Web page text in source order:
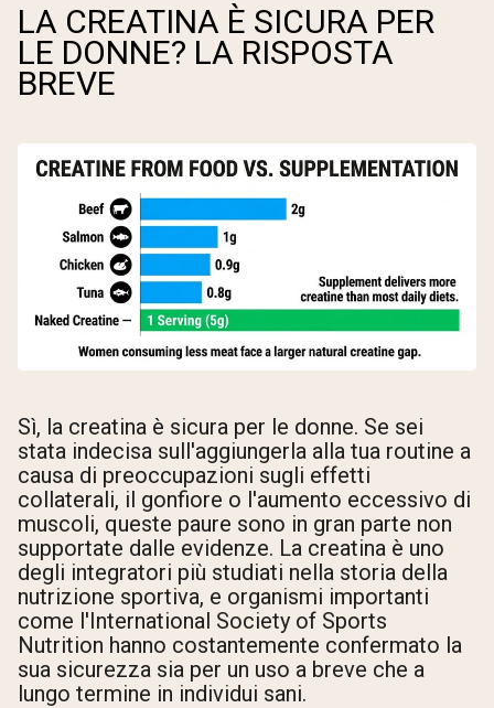
LA CREATINA È SICURA PER
LE DONNE? LA RISPOSTA
BREVE
Sì, la creatina è sicura per le donne. Se sei
stata indecisa sull'aggiungerla alla tua routine a
causa di preoccupazioni sugli effetti
collaterali, il gonfiore o l'aumento eccessivo di
muscoli, queste paure sono in gran parte non
supportate dalle evidenze. La creatina è uno
degli integratori più studiati nella storia della
nutrizione sportiva, e organismi importanti
come l'International Society of Sports
Nutrition hanno costantemente confermato la
sua sicurezza sia per un uso a breve che a
lungo termine in individui sani.